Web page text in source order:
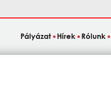
Pályázat Hírek Rólunk